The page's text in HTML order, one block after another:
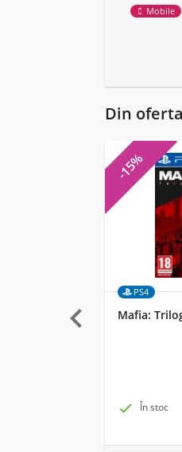
Mobile
Din
-15%
PS4
Mafia:
 În stoc
